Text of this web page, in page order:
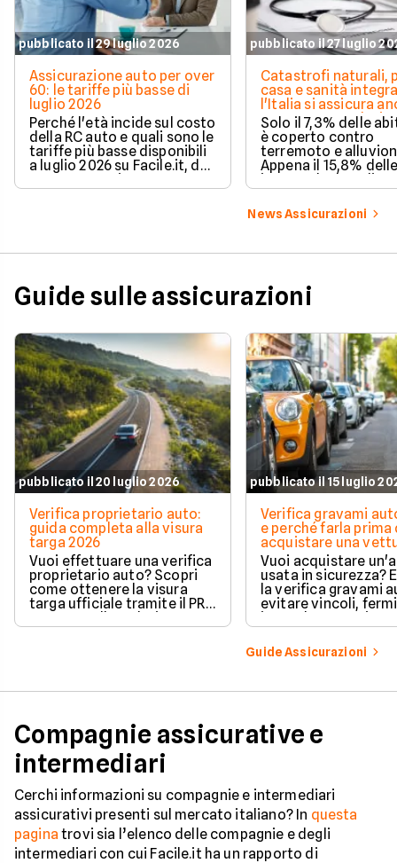
pubblicato il 29 luglio 2026
Assicurazione auto per over
60: le tariffe più basse di
luglio 2026
Perché l'età incide sul costo
della RC auto e quali sono le
tariffe più basse disponibili
a luglio 2026 su Facile.it, da
106,32€ annui.
pubblicato il 27 luglio
Catastrofi naturali,
casa e sanità
l'Italia si assicura
troppo poco. I dati
Solo il 7,3% delle
è coperto contro
terremoto e
Appena il 15,8%
imprese ha la polizza
catastrofale
dati ANIA 2025 sul
assicurativo
News Assicurazioni
Guide sulle assicurazioni
pubblicato il 20 luglio 2026
Verifica proprietario auto:
guida completa alla visura
targa 2026
Vuoi effettuare una verifica
proprietario auto? Scopri
come ottenere la visura
targa ufficiale tramite il PRA
per controllare dati e
vincoli in totale sicurezza.
pubblicato il 15 luglio
Verifica gravami
e perché farla prima
acquistare una
Vuoi acquistare
usata in sicurezza?
la verifica gravami
evitare vincoli,
ipoteche. Scopri
tutelare il tuo
Guide Assicurazioni
Compagnie assicurative e
intermediari
Cerchi informazioni su compagnie e intermediari
assicurativi presenti sul mercato italiano? In questa
pagina trovi sia l’elenco delle compagnie e degli
intermediari con cui Facile.it ha un rapporto di